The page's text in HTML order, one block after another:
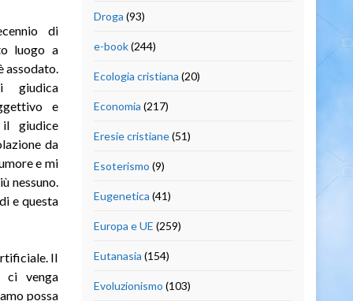
di
luogo a
assodato.
giudica
e
giudice
da
e mi
nessuno.
e questa
Il
ci venga
possa
Droga (93)
e-book(244)
Ecologia cristiana (20)
Economia (217)
Eresie cristiane(51)
Esoterismo (9)
Eugenetica (41)
Europa e UE (259)
Eutanasia (154)
Evoluzionismo (103)